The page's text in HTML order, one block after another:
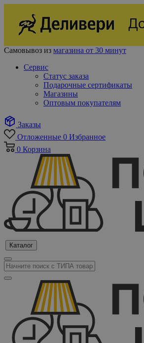
Самовывоз из магазина от 30 минут
Сервис
Статус заказа
Подарочные сертификаты
Магазины
Оптовым покупателям
Заказы
Отложенные 0 Избранное
0 Корзина
Каталог